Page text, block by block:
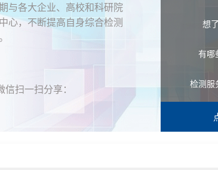
与各大企业、高校和科研院
心，不断提高自身综合检测
扫一扫分享：
想
有哪
检测服